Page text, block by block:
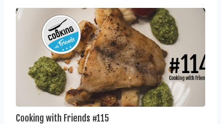
Cooking with Friends #115